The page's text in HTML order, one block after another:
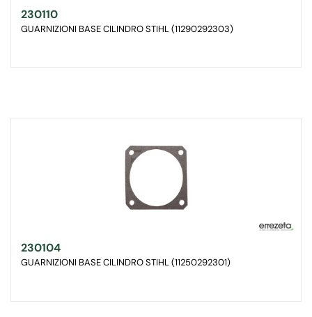
230110
GUARNIZIONI BASE CILINDRO STIHL (11290292303)
230104
GUARNIZIONI BASE CILINDRO STIHL (11250292301)